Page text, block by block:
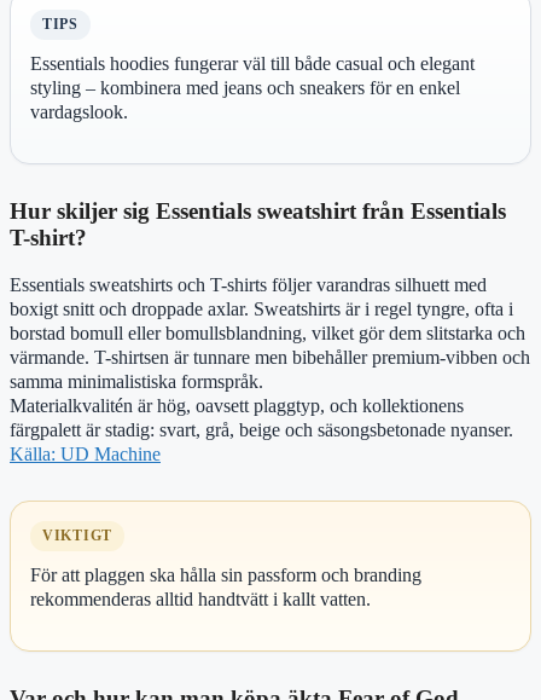
TIPS
Essentials hoodies fungerar väl till både casual och elegant
styling – kombinera med jeans och sneakers för en enkel
vardagslook.
Hur skiljer sig Essentials sweatshirt från Essentials
T-shirt?
Essentials sweatshirts och T-shirts följer varandras silhuett med
boxigt snitt och droppade axlar. Sweatshirts är i regel tyngre, ofta i
borstad bomull eller bomullsblandning, vilket gör dem slitstarka och
värmande. T-shirtsen är tunnare men bibehåller premium-vibben och
samma minimalistiska formspråk.
Materialkvalitén är hög, oavsett plaggtyp, och kollektionens
färgpalett är stadig: svart, grå, beige och säsongsbetonade nyanser.
Källa: UD Machine
VIKTIGT
För att plaggen ska hålla sin passform och branding
rekommenderas alltid handtvätt i kallt vatten.